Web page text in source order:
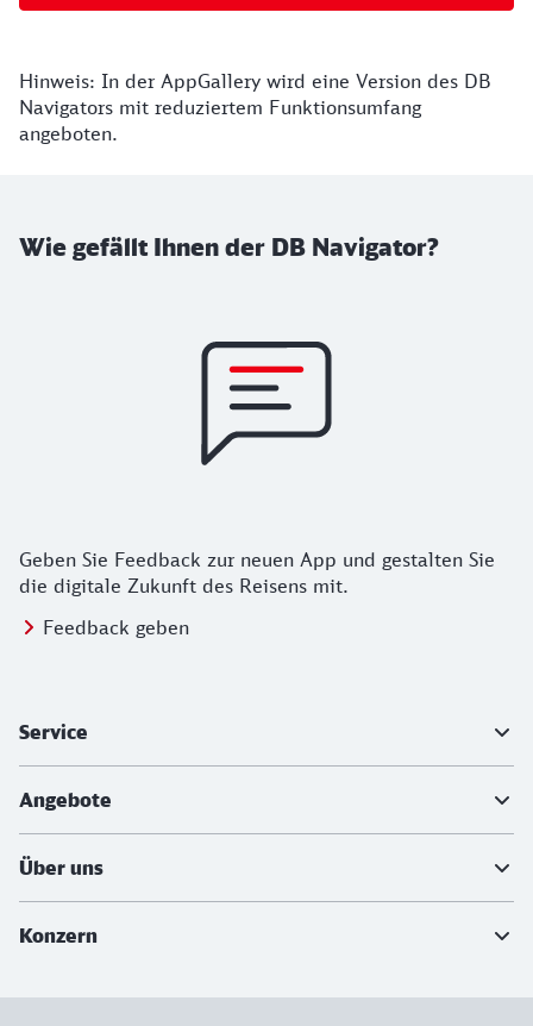
Hinweis: In der AppGallery wird eine Version des DB
Navigators mit reduziertem Funktionsumfang
angeboten.
Wie gefällt Ihnen der DB Navigator?
Geben Sie Feedback zur neuen App und gestalten Sie
die digitale Zukunft des Reisens mit.
Feedback geben
Service
Angebote
Über uns
Konzern